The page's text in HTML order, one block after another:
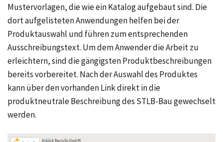
Mustervorlagen, die wie ein Katalog aufgebaut sind. Die
dort aufgelisteten Anwendungen helfen bei der
Produktauswahl und führen zum entsprechenden
Ausschreibungstext. Um dem Anwender die Arbeit zu
erleichtern, sind die gängigsten Produktbeschreibungen
bereits vorbereitet. Nach der Auswahl des Produktes
kann über den vorhanden Link direkt in die
produktneutrale Beschreibung des STLB-Bau gewechselt
werden.